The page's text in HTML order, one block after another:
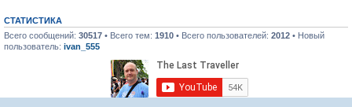
СТАТИСТИКА
Всего сообщений: 30517 • Всего тем: 1910 • Всего пользователей: 2012 • Новый
пользователь: ivan_555